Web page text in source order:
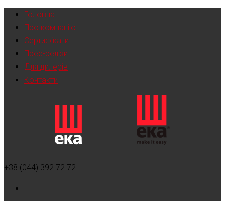
Головна
Про компанію
Сертифікати
Прес-релізи
Для дилерів
Контакти
+38 (044) 392 72 72